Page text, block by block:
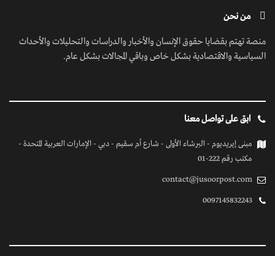
من نحن
منصة تهتم بقضايا حقوق الإنسان والأخبار والدراسات والتحليلات والأحداث
السياسية والاقتصادية بشكل خاص وباقي المجالات بشكل عام.
ابق على تواصل معنا
مبنى إيريديوم - البرشاء الأولى - شارع أم سقيم - دبي - الإمارات العربية المتحدة -
مكتب رقم 222-01
contact@jusoorpost.com
0097145832243